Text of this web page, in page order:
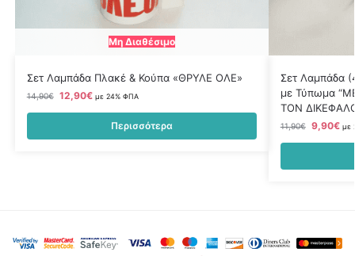
Μη Διαθέσιμο
Σετ Λαμπάδα Πλακέ & Κούπα «ΘΡΥΛΕ ΟΛΕ»
14,90€ 12,90€ με 24% ΦΠΑ
Περισσότερα
Σετ Λαμπάδα
με Τύπωμα
ΤΟΝ
11,90€ 9,90€ με